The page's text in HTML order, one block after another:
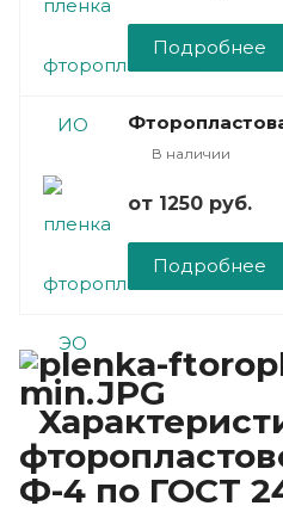
Подробнее
В наличии
от 1250 руб.
Подробнее
Ф-4 по ГОСТ